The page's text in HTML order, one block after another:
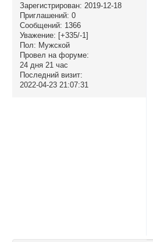
Зарегистрирован: 2019-12-18
Приглашений: 0
Сообщений: 1366
Уважение: [+335/-1]
Пол: Мужской
Провел на форуме:
24 дня 21 час
Последний визит:
2022-04-23 21:07:31